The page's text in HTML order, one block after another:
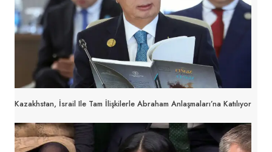
Kazakhstan, İsrail Ile Tam İlişkilerle Abraham Anlaşmaları’na Katılıyor